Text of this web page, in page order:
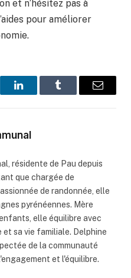
et n’hésitez pas à
pour améliorer
LinkedInTumblr Email
résidente de Pau depuis
que chargée de
de randonnée, elle
pyrénéennes. Mère
elle équilibre avec
et sa vie familiale. Delphine
de la communauté
et l'équilibre.